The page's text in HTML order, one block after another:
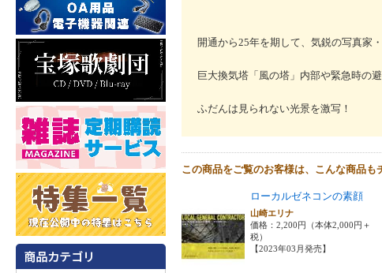
開通から25年を期して、気鋭の写真家
巨大換気塔「風の塔」内部や緊急時の
ふだんは見られない光景を激写！
この商品をご覧のお客様は、こんな商品も
ローカルゼネコンの素顔
山崎エリナ
価格：2,200円（本体2,000円＋
税）
【2023年03月発売】